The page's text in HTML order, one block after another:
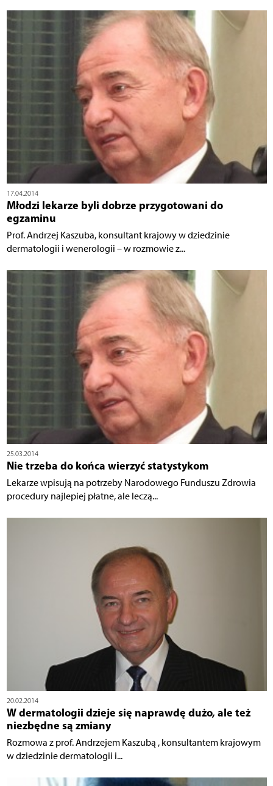
17.04.2014
Młodzi lekarze byli dobrze przygotowani do
egzaminu
Prof. Andrzej Kaszuba, konsultant krajowy w dziedzinie
dermatologii i wenerologii – w rozmowie z...
25.03.2014
Nie trzeba do końca wierzyć statystykom
Lekarze wpisują na potrzeby Narodowego Funduszu Zdrowia
procedury najlepiej płatne, ale leczą...
20.02.2014
W dermatologii dzieje się naprawdę dużo, ale też
niezbędne są zmiany
Rozmowa z prof. Andrzejem Kaszubą , konsultantem krajowym
w dziedzinie dermatologii i...